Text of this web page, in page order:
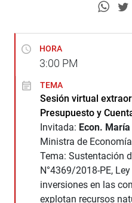
HORA
3:00 PM
TEMA
Sesión virtual
Presupuesto y
Invitada: Econ.
Ministra de
Tema: Sustentación
N°4369/2018-PE,
inversiones en las
explotan recursos